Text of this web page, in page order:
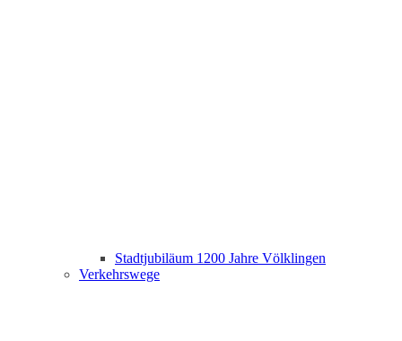
Stadtjubiläum 1200 Jahre Völklingen
Verkehrswege